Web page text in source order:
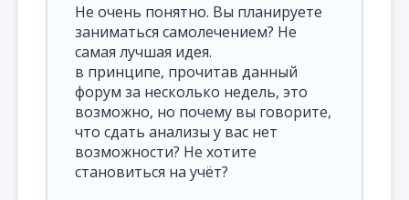
Не очень понятно. Вы планируете
заниматься самолечением? Не
самая лучшая идея.
в принципе, прочитав данный
форум за несколько недель, это
возможно, но почему вы говорите,
что сдать анализы у вас нет
возможности? Не хотите
становиться на учёт?